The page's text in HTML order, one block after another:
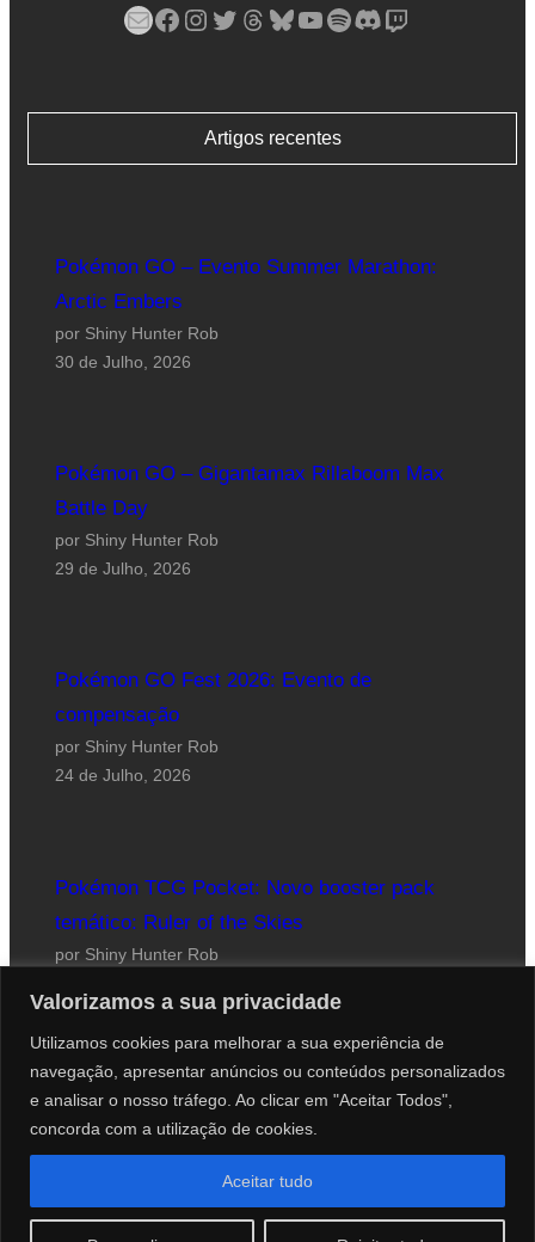
Valorizamos a sua privacidade
Utilizamos cookies para melhorar a sua experiência de
navegação, apresentar anúncios ou conteúdos personalizados
e analisar o nosso tráfego. Ao clicar em "Aceitar Todos",
concorda com a utilização de cookies.
Aceitar tudo
Mail Facebook Instagram Twitter Threads Bluesky YouTube Spotify Discord Twitch
Artigos recentes
Pokémon GO – Evento Summer Marathon:
Arctic Embers
por Shiny Hunter Rob
30 de Julho, 2026
Pokémon GO – Gigantamax Rillaboom Max
Battle Day
por Shiny Hunter Rob
29 de Julho, 2026
Pokémon GO Fest 2026: Evento de
compensação
por Shiny Hunter Rob
24 de Julho, 2026
Pokémon TCG Pocket: Novo booster pack
temático: Ruler of the Skies
por Shiny Hunter Rob
Website desenhado por Roberto Coutinho
© 2012-2026 PokéCenter Blog